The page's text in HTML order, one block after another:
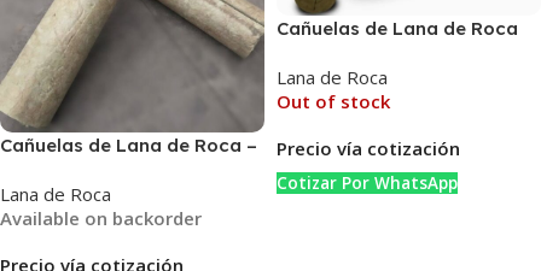
Cañuelas de Lana de Roca –
Preformado para Tuberías
Industriales y Comerciales
Lana de Roca
Available on backorder
Precio vía cotización
Cañuelas de Lana de Roca
Aluminio – Aislamiento
Térmico de Alto Basalto
Lana de Roca
Out of stock
Precio vía cotización
Cotizar Por WhatsApp